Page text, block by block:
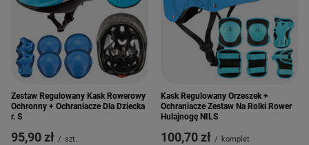
Zestaw Regulowany Kask Rowerowy
Ochronny + Ochraniacze Dla Dziecka
r. S
95,90 zł / szt.
Kask Regulowany Orzeszek +
Ochraniacze Zestaw Na Rolki Rower
Hulajnogę NILS
100,70 zł / komplet